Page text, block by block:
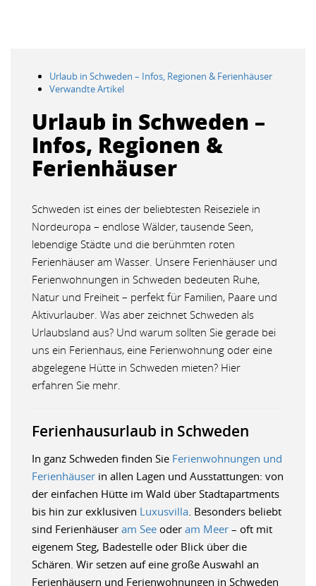
Urlaub in Schweden – Infos, Regionen & Ferienhäuser
Verwandte Artikel
Urlaub in Schweden –
Infos, Regionen &
Ferienhäuser
Schweden ist eines der beliebtesten Reiseziele in
Nordeuropa – endlose Wälder, tausende Seen,
lebendige Städte und die berühmten roten
Ferienhäuser am Wasser. Unsere Ferienhäuser und
Ferienwohnungen in Schweden bedeuten Ruhe,
Natur und Freiheit – perfekt für Familien, Paare und
Aktivurlauber. Was aber zeichnet Schweden als
Urlaubsland aus? Und warum sollten Sie gerade bei
uns ein Ferienhaus, eine Ferienwohnung oder eine
abgelegene Hütte in Schweden mieten? Hier
erfahren Sie mehr.
Ferienhausurlaub in Schweden
In ganz Schweden finden Sie Ferienwohnungen und
Ferienhäuser in allen Lagen und Ausstattungen: von
der einfachen Hütte im Wald über Stadtapartments
bis hin zur exklusiven Luxusvilla. Besonders beliebt
sind Ferienhäuser am See oder am Meer – oft mit
eigenem Steg, Badestelle oder Blick über die
Schären. Wir setzen auf eine große Auswahl an
Ferienhäusern und Ferienwohnungen in Schweden